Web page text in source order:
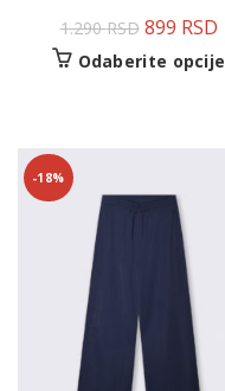
1.290RSD 899 RSD
Odaberite opcije
-18%